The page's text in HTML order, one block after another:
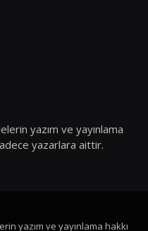
yazım ve yayınlama
yazarlara aittir.
yazım ve yayınlama hakkı